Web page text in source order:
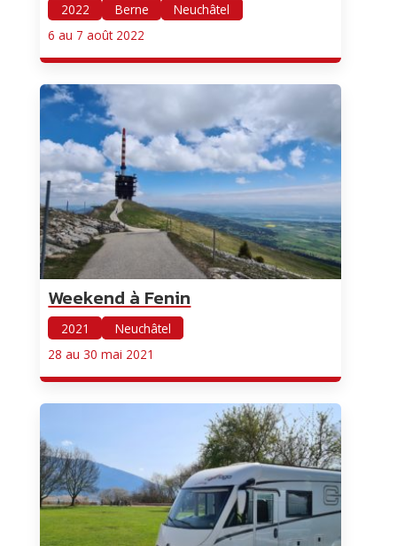
2022 Berne
Neuchâtel
6 au 7 août 2022
Weekend à Fenin
2021
Neuchâtel
28 au 30 mai 2021